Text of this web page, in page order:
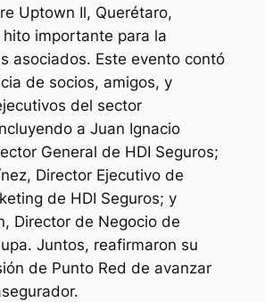
Uptown Il, Querétaro,
importante para la
asociados. Este evento contó
de socios, amigos, y
del sector
a Juan Ignacio
General de HDI Seguros;
Director Ejecutivo de
de HDI Seguros; y
Director de Negocio de
Juntos, reafirmaron su
de Punto Red de avanzar